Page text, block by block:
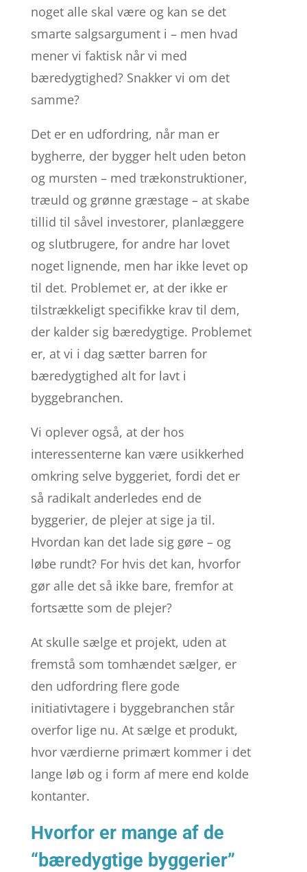
noget alle skal være og kan se det
smarte salgsargument i – men hvad
mener vi faktisk når vi med
bæredygtighed? Snakker vi om det
samme?
Det er en udfordring, når man er
bygherre, der bygger helt uden beton
og mursten – med trækonstruktioner,
træuld og grønne græstage – at skabe
tillid til såvel investorer, planlæggere
og slutbrugere, for andre har lovet
noget lignende, men har ikke levet op
til det. Problemet er, at der ikke er
tilstrækkeligt specifikke krav til dem,
der kalder sig bæredygtige. Problemet
er, at vi i dag sætter barren for
bæredygtighed alt for lavt i
byggebranchen.
Vi oplever også, at der hos
interessenterne kan være usikkerhed
omkring selve byggeriet, fordi det er
så radikalt anderledes end de
byggerier, de plejer at sige ja til.
Hvordan kan det lade sig gøre – og
løbe rundt? For hvis det kan, hvorfor
gør alle det så ikke bare, fremfor at
fortsætte som de plejer?
At skulle sælge et projekt, uden at
fremstå som tomhændet sælger, er
den udfordring flere gode
initiativtagere i byggebranchen står
overfor lige nu. At sælge et produkt,
hvor værdierne primært kommer i det
lange løb og i form af mere end kolde
kontanter.
Hvorfor er mange af de
“bæredygtige byggerier”